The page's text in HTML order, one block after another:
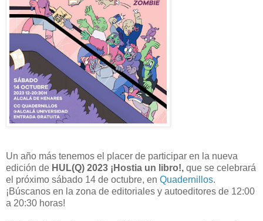
Un año más tenemos el placer de participar en la nueva
edición de HUL(Q) 2023 ¡Hostia un libro!, que se celebrará
el próximo sábado 14 de octubre, en Quadernillos.
¡Búscanos en la zona de editoriales y autoeditores de 12:00
a 20:30 horas!